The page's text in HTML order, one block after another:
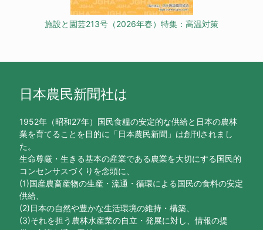
施設と園芸213号（2026年春）特集：高温対策
日本農民新聞社は
1952年（昭和27年）国民食糧の安定的な供給と日本の農林
業を育てることを目的に「日本農民新聞」は創刊されまし
た。
生命尊厳・生きる基本の産業である農業を大切にする国民的
コンセンサスづくりを念頭に、
(1)国産農畜産物の生産・流通・循環による国民の食料の安定
供給、
(2)日本の自然や豊かな生活環境の維持・構築、
(3)それを担う農林水産業の自立・発展に対し、情報の提